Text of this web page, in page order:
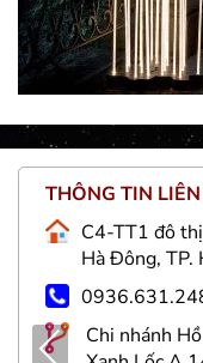
THÔNG TIN
C4-TT1 đô
Hà Đông, TP.
Chi nhánh
Pre